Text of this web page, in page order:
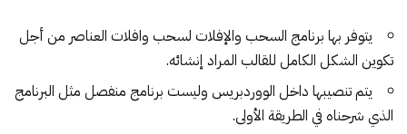
يتوفر بها برنامج السحب والإفلات لسحب وافلات العناصر من أجل
تكوين الشكل الكامل للقالب المراد إنشائه.
يتم تنصيبها داخل الووردبريس وليست برنامج منفصل مثل البرنامج
الذي شرحناه في الطريقة الأولى.